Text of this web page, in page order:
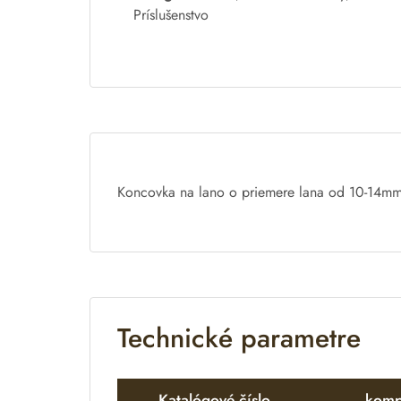
e
:
Príslušenstvo
Koncovka na lano o priemere lana od 10-
Technické parametre